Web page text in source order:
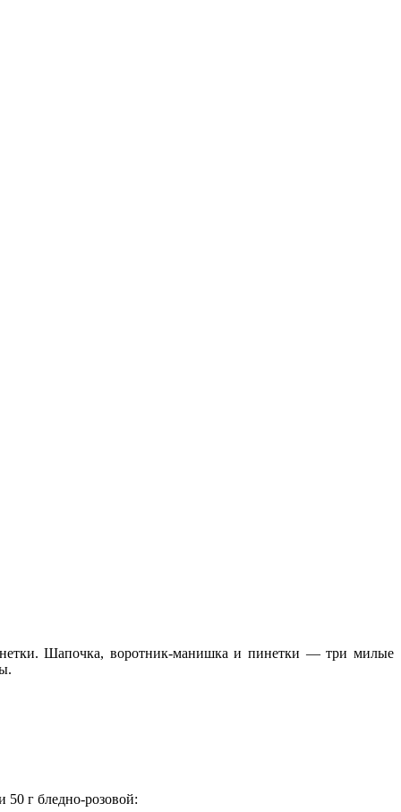
Шапочка, воротник-манишка и пинетки — три милые
г бледно-розовой: